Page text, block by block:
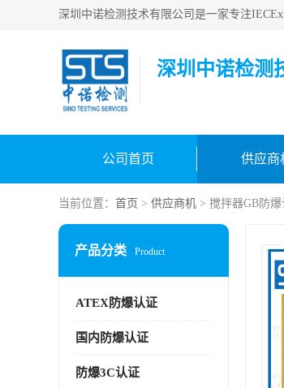
深圳中诺检测
公司首页 供应商
当前位置： 首页 > 供应商机 > 搅拌器GB防
产品分类 Product
ATEX防爆认证
国内防爆认证
防爆3C认证